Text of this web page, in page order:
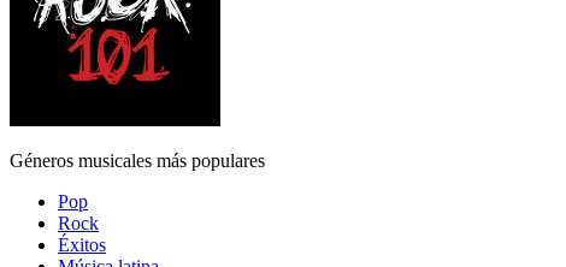
Géneros musicales más populares
Pop
Rock
Éxitos